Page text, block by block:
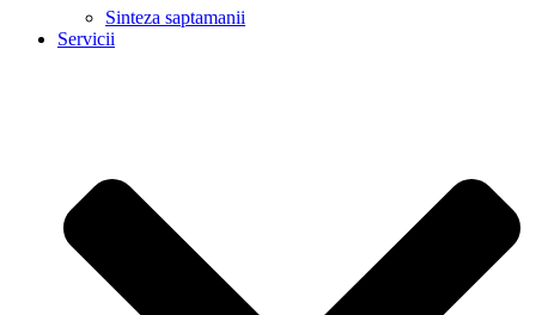
Sinteza saptamanii
Servicii